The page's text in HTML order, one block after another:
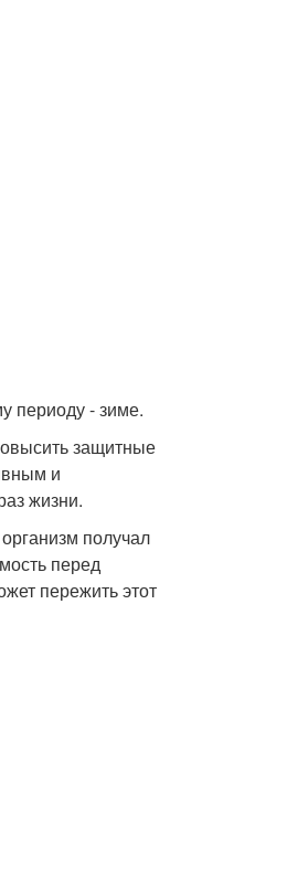
периоду - зиме.
защитные
и
жизни.
получал
перед
пережить этот